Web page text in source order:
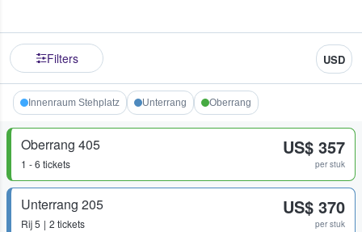
Filters USD
Innenraum Stehplatz Unterrang Oberrang
Oberrang 405
1 - 6 tickets
US$ 357
per stuk
Unterrang 205
Rij5 2 tickets
US$ 370
per stuk